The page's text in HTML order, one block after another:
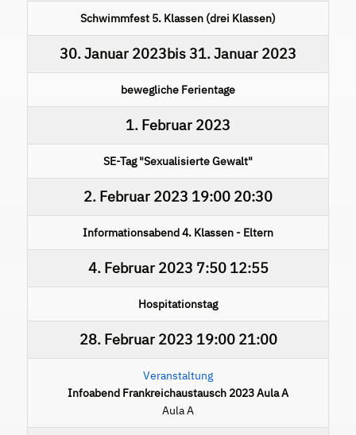
Schwimmfest 5. Klassen (drei Klassen)
30. Januar 2023bis31. Januar 2023
bewegliche Ferientage
1. Februar 2023
SE-Tag "Sexualisierte Gewalt"
2. Februar 2023 19:00 20:30
Informationsabend 4. Klassen - Eltern
4. Februar 2023 7:50 12:55
Hospitationstag
28. Februar 2023 19:00 21:00
Veranstaltung
Infoabend Frankreichaustausch 2023 Aula A
Aula A